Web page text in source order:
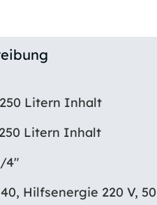
Litern Inhalt
Litern Inhalt
4″
Hilfsenergie 220 V,